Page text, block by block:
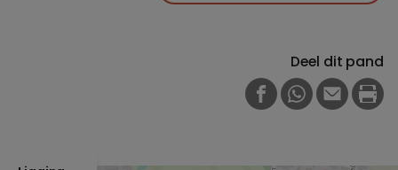
Deel dit pand
FACEBOOK
WHATSAPP
E-MAIL